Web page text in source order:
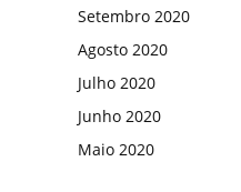
Setembro 2020
Agosto 2020
Julho 2020
Junho 2020
Maio 2020